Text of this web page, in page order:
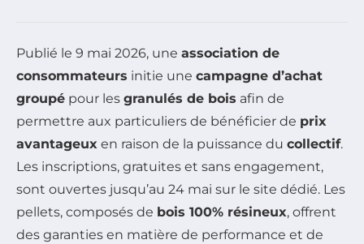
Publié le 9 mai 2026, une association de
consommateurs initie une campagne d’achat
groupé pour les granulés de bois afin de
permettre aux particuliers de bénéficier de prix
avantageux en raison de la puissance du collectif.
Les inscriptions, gratuites et sans engagement,
sont ouvertes jusqu’au 24 mai sur le site dédié. Les
pellets, composés de bois 100% résineux, offrent
des garanties en matière de performance et de